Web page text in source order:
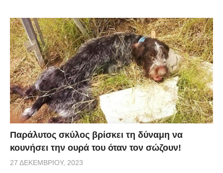
Παράλυτος σκύλος βρίσκει τη δύναμη να
κουνήσει την ουρά του όταν τον σώζουν!
27 ΔΕΚΕΜΒΡΊΟΥ, 2023